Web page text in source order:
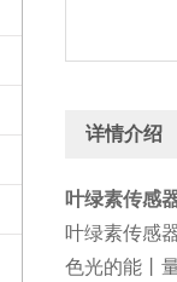
详情介绍
叶绿素传感
叶绿素传感
色光的能丨